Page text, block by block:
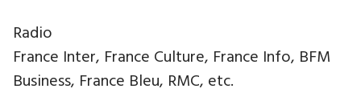
Radio
France Inter, France Culture, France Info, BFM
Business, France Bleu, RMC, etc.